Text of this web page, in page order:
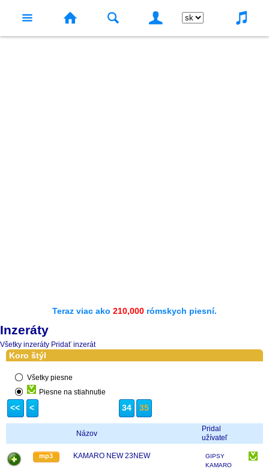
Teraz viac ako 210,000 rómskych piesní.
Inzeráty
Všetky inzeráty Pridať inzerát
Koro štýl
Všetky piesne
Piesne na stiahnutie
<< < 34 35
Názov
Pridal
užívateľ
mp3 KAMARO NEW 23NEW
GIPSY
KAMARO